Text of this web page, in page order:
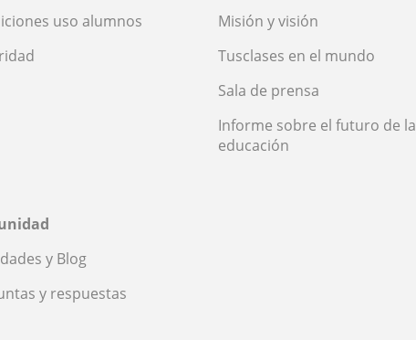
uso alumnos
Misión y visión
Tusclases en el mundo
Sala de prensa
Informe sobre el futuro de la
educación
y Blog
y respuestas